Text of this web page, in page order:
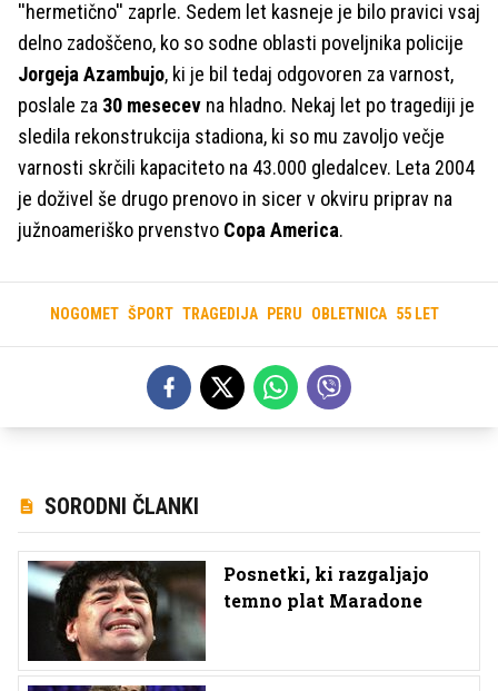
''hermetično'' zaprle. Sedem let kasneje je bilo pravici vsaj
delno zadoščeno, ko so sodne oblasti poveljnika policije
Jorgeja Azambujo, ki je bil tedaj odgovoren za varnost,
poslale za 30 mesecev na hladno. Nekaj let po tragediji je
sledila rekonstrukcija stadiona, ki so mu zavoljo večje
varnosti skrčili kapaciteto na 43.000 gledalcev. Leta 2004
je doživel še drugo prenovo in sicer v okviru priprav na
južnoameriško prvenstvo Copa America.
NOGOMET ŠPORT TRAGEDIJA PERU OBLETNICA 55 LET
SORODNI ČLANKI
Posnetki, ki razgaljajo
temno plat Maradone